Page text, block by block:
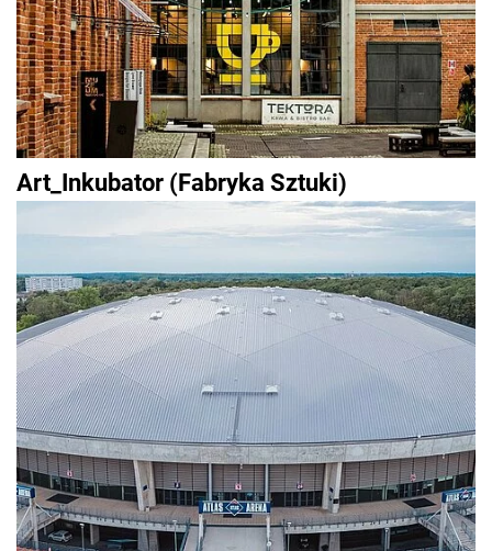
Art_Inkubator (Fabryka Sztuki)